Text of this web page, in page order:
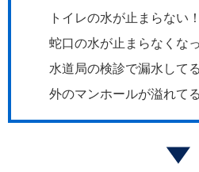
トイレの水が止まらない！
蛇口の水が止まらなくな
水道局の検診で漏水して
外のマンホールが溢れてる